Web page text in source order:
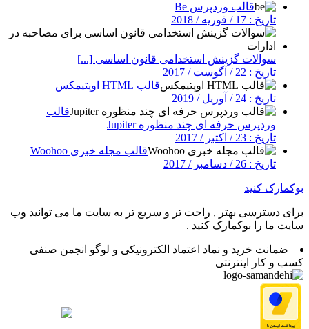
قالب وردپرس Be
تاریخ : 17 / فوریه / 2018
سوالات گزینش استخدامی قانون اساسی [...]
تاریخ : 22 / آگوست / 2017
قالب HTML اوپتیمکس
تاریخ : 24 / آوریل / 2019
قالب
وردپرس حرفه ای چند منظوره Jupiter
تاریخ : 23 / اکتبر / 2017
قالب مجله خبری Woohoo
تاریخ : 26 / دسامبر / 2017
بوکمارک کنید
برای دسترسی بهتر , راحت تر و سریع تر به سایت ما می توانید وب
سایت ما را بوکمارک کنید .
ضمانت خرید و نماد اعتماد الکترونیکی و لوگو انجمن صنفی
کسب و کار اینترنتی